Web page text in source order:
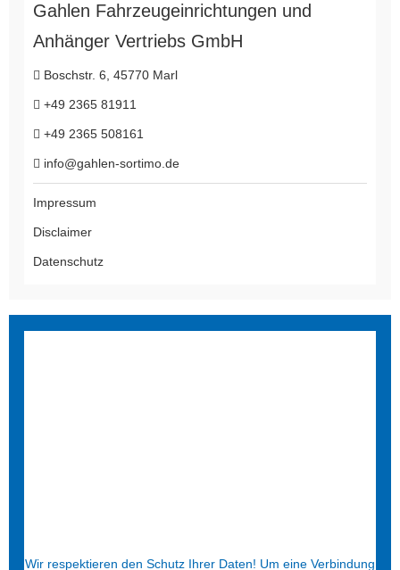
Gahlen Fahrzeugeinrichtungen und
Anhänger Vertriebs GmbH
Boschstr. 6, 45770 Marl
+49 2365 81911
+49 2365 508161
info@gahlen-sortimo.de
Impressum
Disclaimer
Datenschutz
Wir respektieren den Schutz Ihrer Daten! Um eine Verbindung